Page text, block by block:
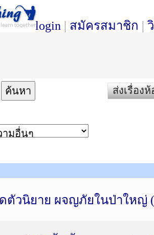
login | สมัครสมาชิก |
ส่งเรื่อง
ตัวนิยาย ผจญภัยในป่าใหญ่ (